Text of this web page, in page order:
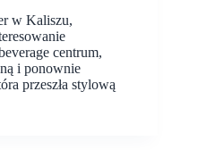
w Kaliszu,
centrum,
i ponownie
przeszła stylową